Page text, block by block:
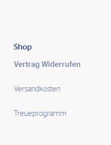
Shop
Vertrag Widerrufen
Versandkosten
Treueprogramm